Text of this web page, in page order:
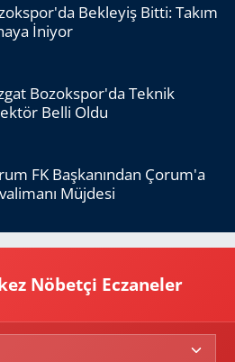
Bekleyiş Bitti: Takım
İniyor
Bozokspor'da Teknik
Belli Oldu
FK Başkanından Çorum'a
Müjdesi
Nöbetçi Eczaneler